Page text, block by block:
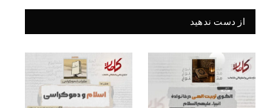
از دست ندهید